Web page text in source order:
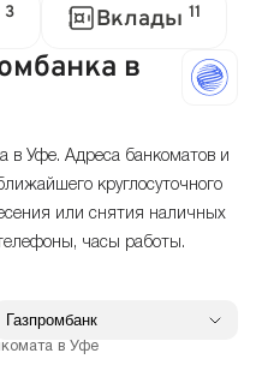
3 Вклады 11
в
в Уфе. Адреса банкоматов и
круглосуточного
или снятия наличных
часы работы.
в Уфе